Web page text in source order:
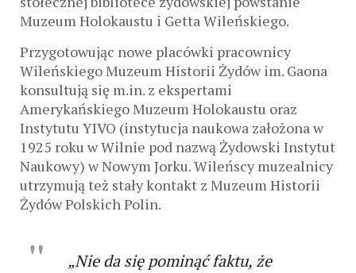
Muzeum Holokaustu i Getta Wileńskiego.
Przygotowując nowe placówki pracownicy
Wileńskiego Muzeum Historii Żydów im. Gaona
konsultują się m.in. z ekspertami
Amerykańskiego Muzeum Holokaustu oraz
Instytutu YIVO (instytucja naukowa założona w
1925 roku w Wilnie pod nazwą Żydowski Instytut
Naukowy) w Nowym Jorku. Wileńscy muzealnicy
utrzymują też stały kontakt z Muzeum Historii
Żydów Polskich Polin.
„Nie da się pominąć faktu, że